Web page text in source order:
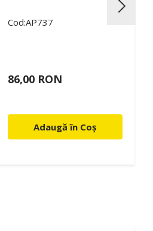
Cod:AP737
86,00 RON
Adaugă în Coș